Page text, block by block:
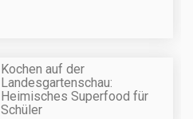
Kochen auf der
Landesgartenschau:
Heimisches Superfood für
Schüler